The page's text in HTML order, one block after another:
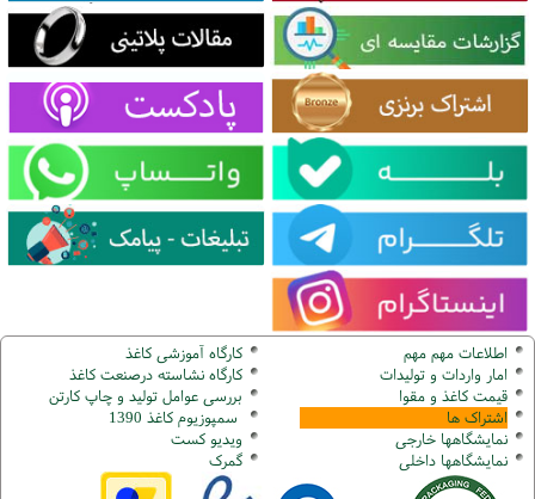
اطلاعات مهم مهم
امار واردات و تولیدات
قیمت کاغذ و مقوا
اشتراک ها
نمایشگاهها خارجی
نمایشگاهها داخلی
کارگاه آموزشی کاغذ
کارگاه نشاسته درصنعت کاغذ
بررسی عوامل تولید و چاپ کارتن
سمپوزیوم کاغذ 1390
ویدیو کست
گمرک